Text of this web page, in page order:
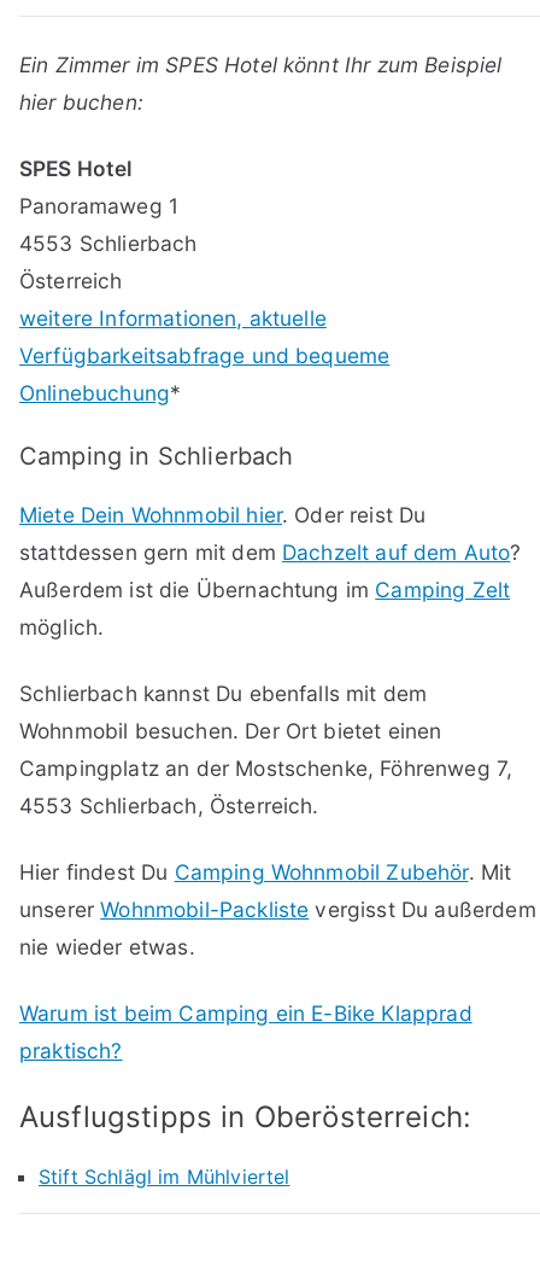
Ein Zimmer im SPES Hotel könnt Ihr zum Beispiel
hier buchen:
SPES Hotel
Panoramaweg 1
4553 Schlierbach
Österreich
weitere Informationen, aktuelle
Verfügbarkeitsabfrage und bequeme
Onlinebuchung*
Camping in Schlierbach
Miete Dein Wohnmobil hier. Oder reist Du
stattdessen gern mit dem Dachzelt auf dem Auto?
Außerdem ist die Übernachtung im Camping Zelt
möglich.
Schlierbach kannst Du ebenfalls mit dem
Wohnmobil besuchen. Der Ort bietet einen
Campingplatz an der Mostschenke, Föhrenweg 7,
4553 Schlierbach, Österreich.
Hier findest Du Camping Wohnmobil Zubehör. Mit
unsererWohnmobil-Packliste vergisst Du außerdem
nie wieder etwas.
Warum ist beim Camping ein E-Bike Klapprad
praktisch?
Ausflugstipps in Oberösterreich:
Stift Schlägl im Mühlviertel